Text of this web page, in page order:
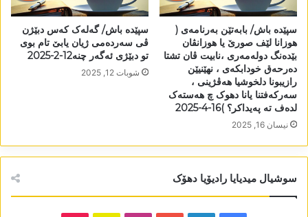
سپێدە باش/ بابەتێن بەرنامەی (
ھوزانا لێف صورێ یا ھوزانڤان
بێدەنگ دولەمەری ،نابیت ڤان تشتا
دەرحەق خودابکەی ، نھێنیێن
رازیبونا دلخوشیا ھەڤژینی ،
سەرکەفتنا یانا دھوک چ ھەستەک
لدەف تە پەیداکر؟ )16-4-2025
نیسان 16, 2025
سپێدە باش/ گەلەک کەس دبێژن
ڤی سەردەمی ژیان یابێ تام بوی
تو دبێژی ئەگەر چنە12-2-2025
شوبات 12, 2025
سوشیال میدیایا رادیۆیا دھۆک